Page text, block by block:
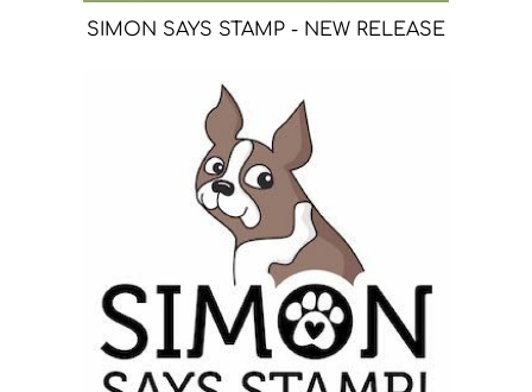
SIMON SAYS STAMP - NEW RELEASE